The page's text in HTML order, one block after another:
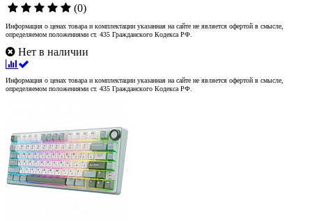
(0)
Информация о ценах товара и комплектации указанная на сайте не является офертой в смысле,
определяемом положениями ст. 435 Гражданского Кодекса РФ.
Нет в наличии
Информация о ценах товара и комплектации указанная на сайте не является офертой в смысле,
определяемом положениями ст. 435 Гражданского Кодекса РФ.